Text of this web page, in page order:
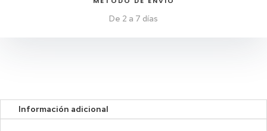
De 2 a 7 días
Información adicional